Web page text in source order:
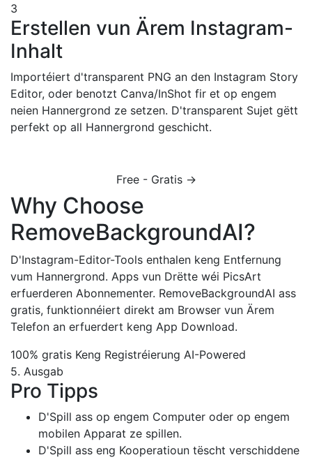
3
Erstellen vun Ärem Instagram-
Inhalt
Importéiert d'transparent PNG an den Instagram Story
Editor, oder benotzt Canva/InShot fir et op engem
neien Hannergrond ze setzen. D'transparent Sujet gëtt
perfekt op all Hannergrond geschicht.
Free - Gratis →
Why Choose
RemoveBackgroundAI?
D'Instagram-Editor-Tools enthalen keng Entfernung
vum Hannergrond. Apps vun Drëtte wéi PicsArt
erfuerderen Abonnementer. RemoveBackgroundAI ass
gratis, funktionnéiert direkt am Browser vun Ärem
Telefon an erfuerdert keng App Download.
100% gratis Keng Registréierung AI-Powered
5. Ausgab
Pro Tipps
D'Spill ass op engem Computer oder op engem
mobilen Apparat ze spillen.
D'Spill ass eng Kooperatioun tëscht verschiddene